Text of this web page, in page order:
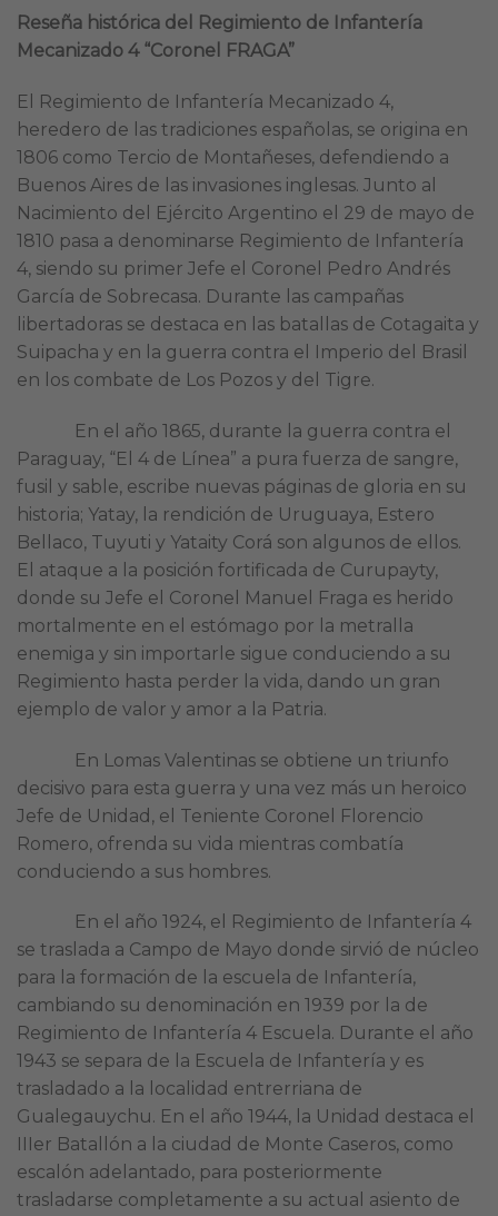
Reseña histórica del Regimiento de Infantería
Mecanizado 4 “Coronel FRAGA”
El Regimiento de Infantería Mecanizado 4,
heredero de las tradiciones españolas, se origina en
1806 como Tercio de Montañeses, defendiendo a
Buenos Aires de las invasiones inglesas. Junto al
Nacimiento del Ejército Argentino el 29 de mayo de
1810 pasa a denominarse Regimiento de Infantería
4, siendo su primer Jefe el Coronel Pedro Andrés
García de Sobrecasa. Durante las campañas
libertadoras se destaca en las batallas de Cotagaita y
Suipacha y en la guerra contra el Imperio del Brasil
en los combate de Los Pozos y del Tigre.
En el año 1865, durante la guerra contra el
Paraguay, “El 4 de Línea” a pura fuerza de sangre,
fusil y sable, escribe nuevas páginas de gloria en su
historia; Yatay, la rendición de Uruguaya, Estero
Bellaco, Tuyuti y Yataity Corá son algunos de ellos.
El ataque a la posición fortificada de Curupayty,
donde su Jefe el Coronel Manuel Fraga es herido
mortalmente en el estómago por la metralla
enemiga y sin importarle sigue conduciendo a su
Regimiento hasta perder la vida, dando un gran
ejemplo de valor y amor a la Patria.
En Lomas Valentinas se obtiene un triunfo
decisivo para esta guerra y una vez más un heroico
Jefe de Unidad, el Teniente Coronel Florencio
Romero, ofrenda su vida mientras combatía
conduciendo a sus hombres.
En el año 1924, el Regimiento de Infantería 4
se traslada a Campo de Mayo donde sirvió de núcleo
para la formación de la escuela de Infantería,
cambiando su denominación en 1939 por la de
Regimiento de Infantería 4 Escuela. Durante el año
1943 se separa de la Escuela de Infantería y es
trasladado a la localidad entrerriana de
Gualegauychu. En el año 1944, la Unidad destaca el
IIIer Batallón a la ciudad de Monte Caseros, como
escalón adelantado, para posteriormente
trasladarse completamente a su actual asiento de